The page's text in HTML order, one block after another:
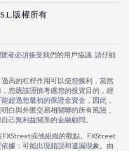
版權所有
者必須接受我們的用戶協議. 請仔細
高的杠桿作用可以使您獲利，當然
您應該謹慎考慮您的投資目的，經
超過您最初的保證金資金，因此，
白與外匯交易相關聯的所有風險，
己無利益關系的金融顧問。
或他組織的觀點。FXStreet
據：可能出現錯誤和遺漏現象。由